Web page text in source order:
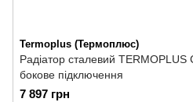
Termoplus (Термоплюс)
Радіатор сталевий
бокове підключення
7 897 грн